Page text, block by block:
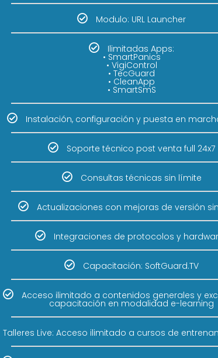
Modulo: URL Launcher
Ilimitadas Apps:
• SmartPanics
• VigiControl
• TecGuard
• CleanApp
• SmartSmS
Instalación, configuración y puesta en
Soporte técnico post venta full 24x7
Consultas técnicas sin límite
Actualizaciones con mejoras de versión
Integraciones de protocolos y
Capacitación: SoftGuard.TV
Acceso ilimitado a contenidos generales y
capacitación en modalidad e-learning
Talleres Live: Acceso ilimitado a cursos de